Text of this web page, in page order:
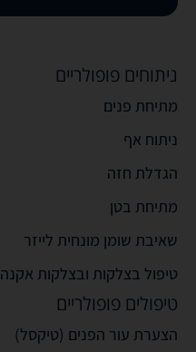
ניתוחים פופולריים
מתיחת פנים
ניתוח אף
הגדלת חזה
מתיחת בטן
שאיבת שומן מונחית לייזר
טיפול בצלקות ובצלקות אקנה
טיפולים פופולריים
הצערת עור הפנים (טיקסל)